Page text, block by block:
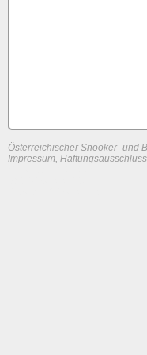
Österreichischer Snooker- und
Impressum,